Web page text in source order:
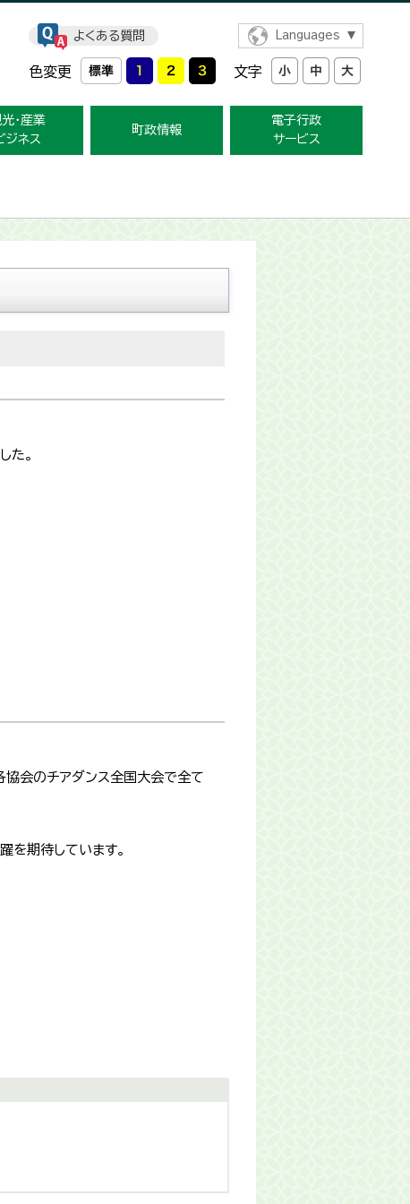
よくある質問 Languages
色変更 文字
・産業
ジネス
町政情報
電子行政
サービス
た。
会のチアダンス全国大会で全て
を期待しています。